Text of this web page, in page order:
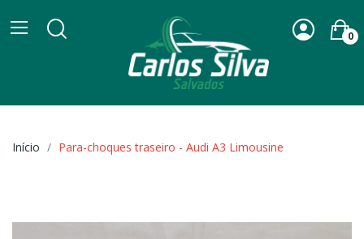
0
Início Para-choques traseiro - Audi A3 Limousine